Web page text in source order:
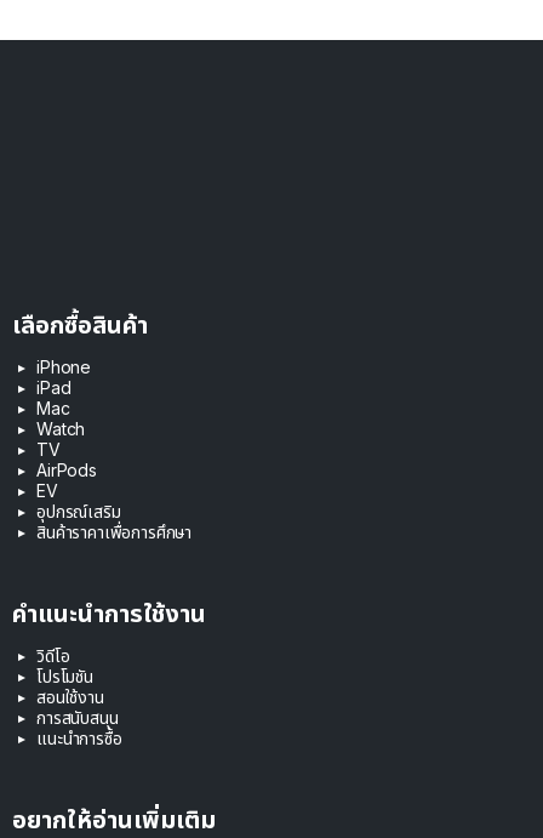
เลือกซื้อสินค้า
iPhone
iPad
Mac
Watch
TV
AirPods
EV
อุปกรณ์เสริม
สินค้าราคาเพื่อการศึกษา
คำแนะนำการใช้งาน
วิดีโอ
โปรโมชัน
สอนใช้งาน
การสนับสนุน
แนะนำการซื้อ
อยากให้อ่านเพิ่มเติม